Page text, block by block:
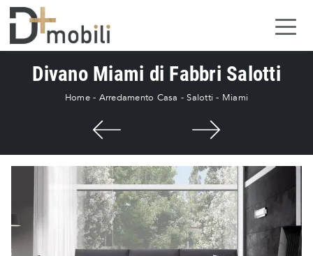
Divano Miami di Fabbri Salotti
Home- Arredamento Casa - Salotti - Miami